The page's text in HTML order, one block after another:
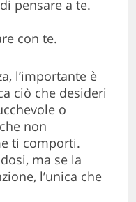
pensare a te.
con te.
l’importante è
ciò che desideri
o
non
ti comporti.
ma se la
l’unica che